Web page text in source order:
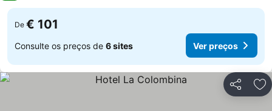
De € 101
Consulte os preços de 6 sites Ver preços
Partilhar